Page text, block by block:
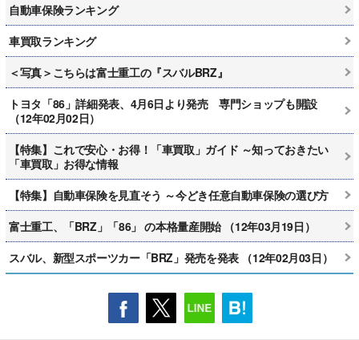
自動車保険ランキング
車買取ランキング
＜写真＞こちらは富士重工の『スバルBRZ』
トヨタ「86」詳細発表、4月6日より発売 専門ショップも開設
（12年02月02日）
【特集】これで安心・お得！「車買取」ガイド ～知っておきたい
「車買取」お得な情報
【特集】自動車保険を見直そう ～今どき任意自動車保険の選び方
富士重工、「BRZ」「86」 の本格量産開始 （12年03月19日）
スバル、新型スポーツカー「BRZ」発売を発表 （12年02月03日）